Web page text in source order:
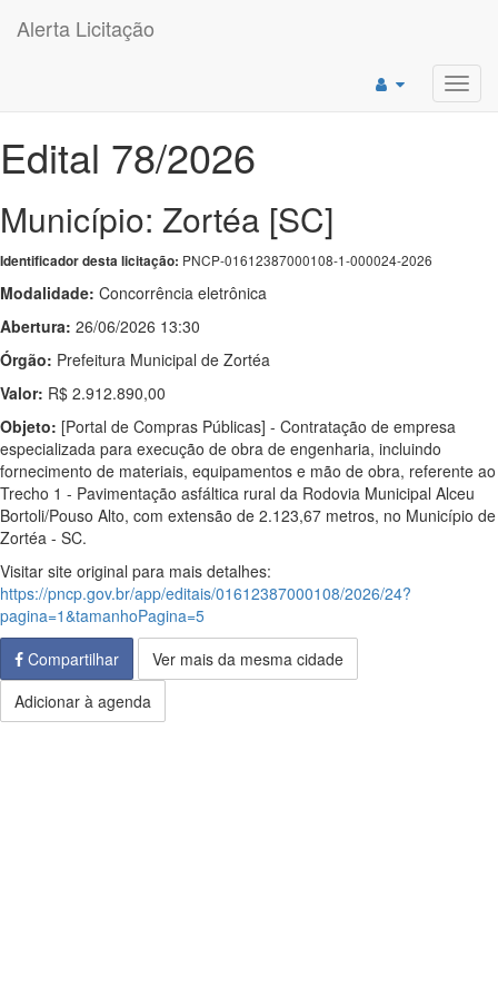
Alerta Licitação
Edital 78/2026
Município: Zortéa [SC]
Identificador desta licitação: PNCP-01612387000108-1-000024-2026
Modalidade: Concorrência eletrônica
Abertura: 26/06/2026 13:30
Órgão: Prefeitura Municipal de Zortéa
Valor: R$ 2.912.890,00
Objeto: [Portal de Compras Públicas] - Contratação de empresa
especializada para execução de obra de engenharia, incluindo
fornecimento de materiais, equipamentos e mão de obra, referente ao
Trecho 1 - Pavimentação asfáltica rural da Rodovia Municipal Alceu
Bortoli/Pouso Alto, com extensão de 2.123,67 metros, no Município de
Zortéa - SC.
Visitar site original para mais detalhes:
https://pncp.gov.br/app/editais/01612387000108/2026/24?
pagina=1&tamanhoPagina=5
Compartilhar
Ver mais da mesma cidade
Adicionar à agenda